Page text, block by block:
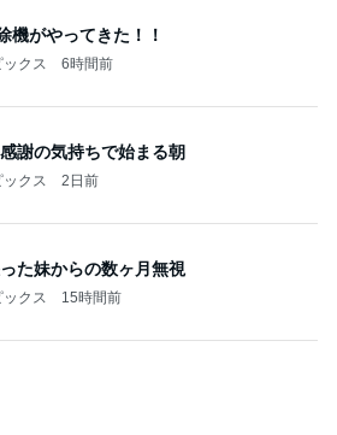
機がやってきた！！
クス 6時間前
謝の気持ちで始まる朝
クス 2日前
た妹からの数ヶ月無視
クス 15時間前